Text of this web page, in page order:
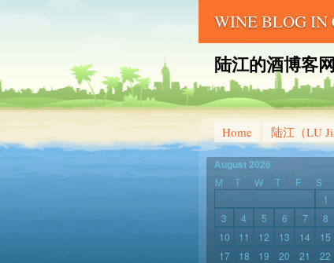
WINE BLOG IN
陆江的酒博客
Home 陆江（LU
August 2026
M T W T F S
1
3
4 5 6 7 8
10
11 12 13 14 15
17
18 19 20 21 22